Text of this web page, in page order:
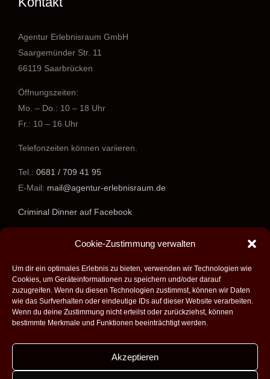
Cookie-Zustimmung verwalten
Um dir ein optimales Erlebnis zu bieten, verwenden wir Technologien wie
Cookies, um Geräteinformationen zu speichern und/oder darauf
zuzugreifen. Wenn du diesen Technologien zustimmst, können wir Daten
wie das Surfverhalten oder eindeutige IDs auf dieser Website verarbeiten.
Wenn du deine Zustimmung nicht erteilst oder zurückziehst, können
bestimmte Merkmale und Funktionen beeinträchtigt werden.
Akzeptieren
Agentur Erlebnisraum GmbH
Saargemünder Str. 11
66119 Saarbrücken
Öffnungszeiten:
Mo. – Do.: 10 – 18 Uhr
Fr.: 10 – 16 Uhr
Telefonzeiten können variieren.
Tel.: 0681 / 709 41 95
E-Mail: mail@agentur-erlebnisraum.de
Criminal Dinner auf Facebook
Alle Rechte vorbehalten - 2026 -Agentur Erlebnisraum GmbH|